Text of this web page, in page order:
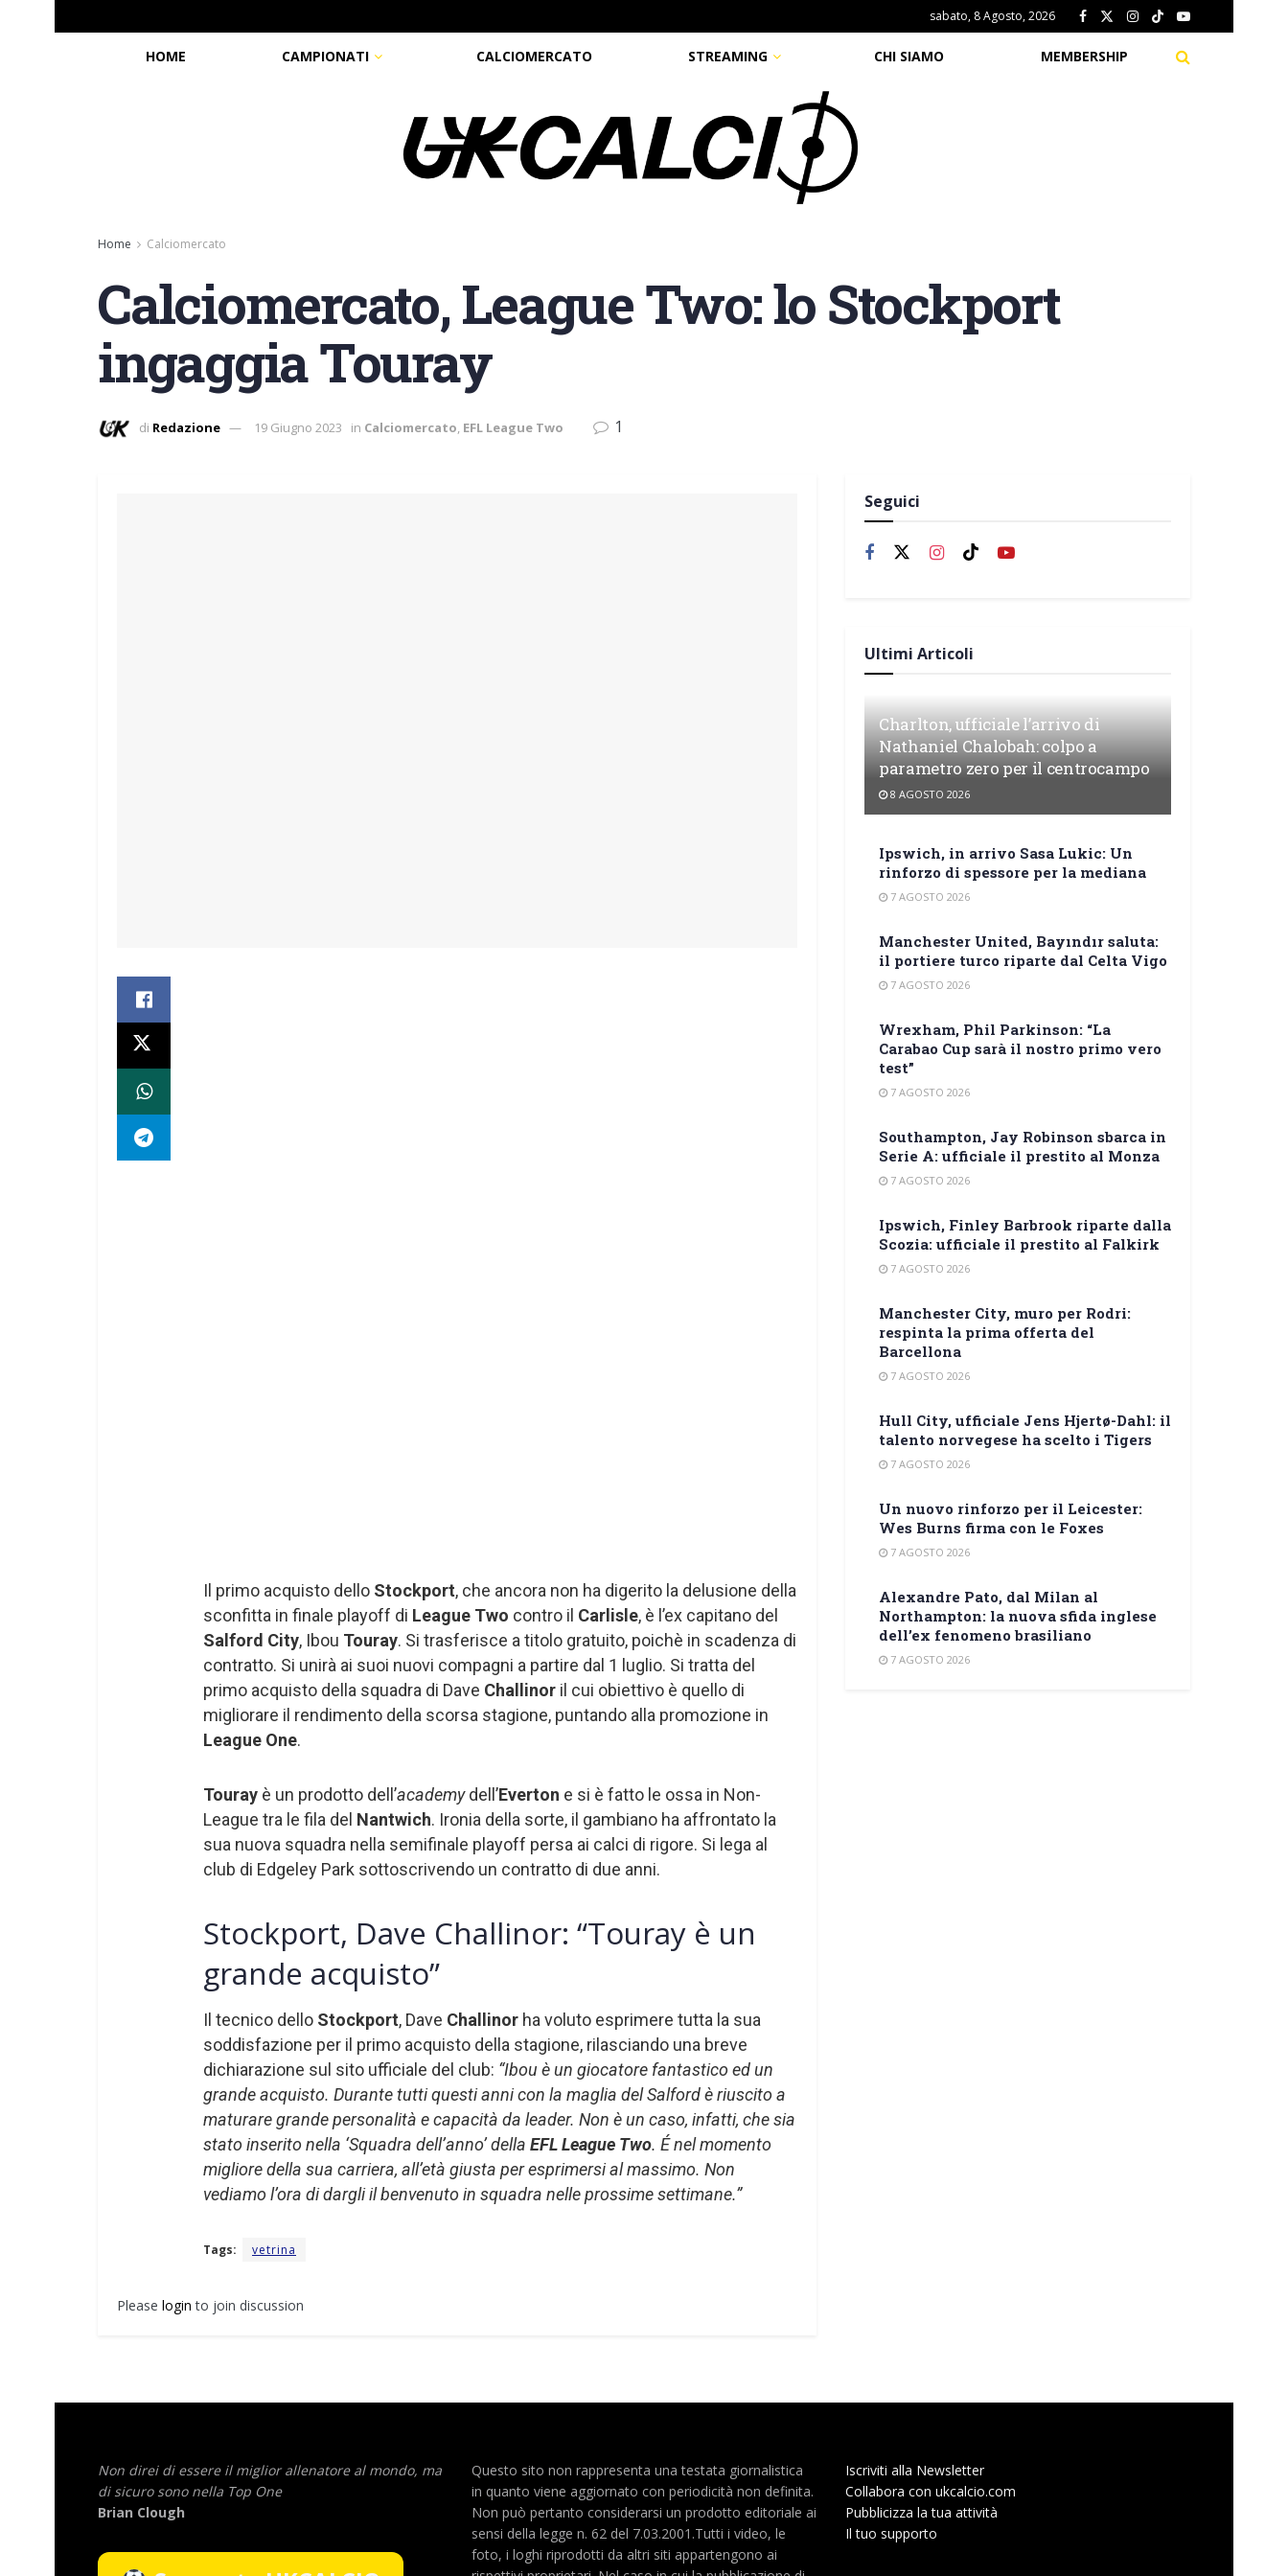
sabato, 8 Agosto, 2026
HOME CAMPIONATI CALCIOMERCATO STREAMING CHI SIAMO MEMBERSHIP
Home Calciomercato
Calciomercato, League Two: lo Stockport
ingaggia Touray
di Redazione 19 Giugno 2023 in Calciomercato, EFL League Two 1
Il primo acquisto dello Stockport, che ancora non ha digerito la delusione della
sconfitta in finale playoff di League Two contro il Carlisle, è l’ex capitano del
Salford City, Ibou Touray. Si trasferisce a titolo gratuito, poichè in scadenza di
contratto. Si unirà ai suoi nuovi compagni a partire dal 1 luglio. Si tratta del
primo acquisto della squadra di Dave Challinor il cui obiettivo è quello di
migliorare il rendimento della scorsa stagione, puntando alla promozione in
League One.
Touray è un prodotto dell’academydell’Everton e si è fatto le ossa in Non-
League tra le fila del Nantwich. Ironia della sorte, il gambiano ha affrontato la
sua nuova squadra nella semifinale playoff persa ai calci di rigore. Si lega al
club di Edgeley Park sottoscrivendo un contratto di due anni.
Stockport, Dave Challinor: “Touray è un
grande acquisto”
Il tecnico dello Stockport, Dave Challinor ha voluto esprimere tutta la sua
soddisfazione per il primo acquisto della stagione, rilasciando una breve
dichiarazione sul sito ufficiale del club: “Ibou è un giocatore fantastico ed un
grande acquisto. Durante tutti questi anni con la maglia del Salford è riuscito a
maturare grande personalità e capacità da leader. Non è un caso, infatti, che sia
stato inserito nella ‘Squadra dell’anno’ della EFL League Two. É nel momento
migliore della sua carriera, all’età giusta per esprimersi al massimo. Non
vediamo l’ora di dargli il benvenuto in squadra nelle prossime settimane.”
Tags: vetrina
Please login to join discussion
Seguici
Ultimi Articoli
Charlton, ufficiale l’arrivo di
Nathaniel Chalobah: colpo a
parametro zero per il centrocampo
8 AGOSTO 2026
Ipswich, in arrivo Sasa Lukic: Un
rinforzo di spessore per la mediana
7 AGOSTO 2026
Manchester United, Bayındır saluta:
il portiere turco riparte dal Celta Vigo
7 AGOSTO 2026
Wrexham, Phil Parkinson: “La
Carabao Cup sarà il nostro primo vero
test”
7 AGOSTO 2026
Southampton, Jay Robinson sbarca in
Serie A: ufficiale il prestito al Monza
7 AGOSTO 2026
Ipswich, Finley Barbrook riparte dalla
Scozia: ufficiale il prestito al Falkirk
7 AGOSTO 2026
Manchester City, muro per Rodri:
respinta la prima offerta del
Barcellona
7 AGOSTO 2026
Hull City, ufficiale Jens Hjertø-Dahl: il
talento norvegese ha scelto i Tigers
7 AGOSTO 2026
Un nuovo rinforzo per il Leicester:
Wes Burns firma con le Foxes
7 AGOSTO 2026
Alexandre Pato, dal Milan al
Northampton: la nuova sfida inglese
dell’ex fenomeno brasiliano
7 AGOSTO 2026
Non direi di essere il miglior allenatore al mondo, ma
di sicuro sono nella Top One
Brian Clough
Questo sito non rappresenta una testata giornalistica
in quanto viene aggiornato con periodicità non definita.
Non può pertanto considerarsi un prodotto editoriale ai
sensi della legge n. 62 del 7.03.2001.Tutti i video, le
foto, i loghi riprodotti da altri siti appartengono ai
Iscriviti alla Newsletter
Collabora con ukcalcio.com
Pubblicizza la tua attività
Il tuo supporto